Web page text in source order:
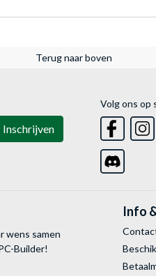
Terug naar boven
Inschrijven
Volg ons op
wens samen
Builder!
Info